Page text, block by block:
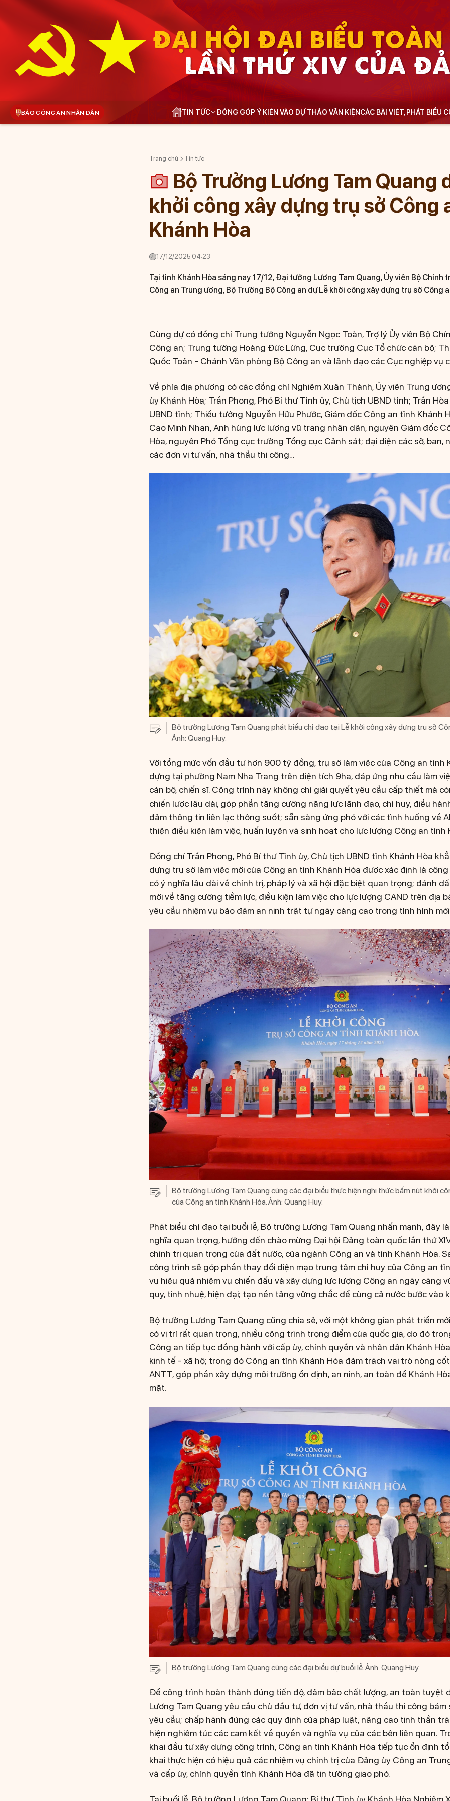
ĐẠI HỘI ĐẠI BIỂU TOÀN
LẦN THỨ XIV CỦA
BÁO CÔNG AN NHÂN DÂN TIN TỨC ĐÓNG GÓP Ý KIẾN VÀO DỰ THẢO VĂN KIỆNCÁC BÀI VIẾT, PHÁT BIỂU
Trang chủ Tin tức
Bộ Trưởng Lương Tam Quang
khởi công xây dựng trụ sở Công
Khánh Hòa
17/12/2025 04:23
Tại tỉnh Khánh Hòa sáng nay 17/12, Đại tướng Lương Tam Quang, Ủy viên Bộ Chính
Công an Trung ương, Bộ Trưởng Bộ Công an dự Lễ khởi công xây dựng trụ sở Công
Cùng dự có đồng chí Trung tướng Nguyễn Ngọc Toàn, Trợ lý Ủy viên Bộ
Công an; Trung tướng Hoàng Đức Lừng, Cục trưởng Cục Tổ chức cán bộ;
Quốc Toản - Chánh Văn phòng Bộ Công an và lãnh đạo các Cục nghiệp vụ
Về phía địa phương có các đồng chí Nghiêm Xuân Thành, Ủy viên Trung
ủy Khánh Hòa; Trần Phong, Phó Bí thư Tỉnh ủy, Chủ tịch UBND tỉnh; Trần
UBND tỉnh; Thiếu tướng Nguyễn Hữu Phước, Giám đốc Công an tỉnh Khánh
Cao Minh Nhạn, Anh hùng lực lượng vũ trang nhân dân, nguyên Giám đốc
Hòa, nguyên Phó Tổng cục trưởng Tổng cục Cảnh sát; đại diện các sở, ban,
các đơn vị tư vấn, nhà thầu thi công…
Bộ trưởng Lương Tam Quang phát biểu chỉ đạo tại Lễ khởi công xây dựng trụ sở
Ảnh: Quang Huy.
Với tổng mức vốn đầu tư hơn 900 tỷ đồng, trụ sở làm việc của Công an tỉnh
dựng tại phường Nam Nha Trang trên diện tích 9ha, đáp ứng nhu cầu làm
cán bộ, chiến sĩ. Công trình này không chỉ giải quyết yêu cầu cấp thiết mà
chiến lược lâu dài, góp phần tăng cường năng lực lãnh đạo, chỉ huy, điều
đảm thông tin liên lạc thông suốt; sẵn sàng ứng phó với các tình huống về
thiện điều kiện làm việc, huấn luyện và sinh hoạt cho lực lượng Công an tỉnh
Đồng chí Trần Phong, Phó Bí thư Tỉnh ủy, Chủ tịch UBND tỉnh Khánh Hòa
dựng trụ sở làm việc mới của Công an tỉnh Khánh Hòa được xác định là
có ý nghĩa lâu dài về chính trị, pháp lý và xã hội đặc biệt quan trọng; đánh
mới về tăng cường tiềm lực, điều kiện làm việc cho lực lượng CAND trên địa
yêu cầu nhiệm vụ bảo đảm an ninh trật tự ngày càng cao trong tình hình
Bộ trưởng Lương Tam Quang cùng các đại biểu thực hiện nghi thức bấm nút khởi
của Công an tỉnh Khánh Hòa. Ảnh: Quang Huy.
Phát biểu chỉ đạo tại buổi lễ, Bộ trưởng Lương Tam Quang nhấn mạnh, đây
nghĩa quan trọng, hướng đến chào mừng Đại hội Đảng toàn quốc lần thứ
chính trị quan trọng của đất nước, của ngành Công an và tỉnh Khánh Hòa.
công trình sẽ góp phần thay đổi diện mạo trung tâm chỉ huy của Công an
vụ hiệu quả nhiệm vụ chiến đấu và xây dựng lực lượng Công an ngày càng
quy, tinh nhuệ, hiện đại; tạo nền tảng vững chắc để cùng cả nước bước vào
Bộ trưởng Lương Tam Quang cũng chia sẻ, với một không gian phát triển
có vị trí rất quan trọng, nhiều công trình trọng điểm của quốc gia, do đó
Công an tiếp tục đồng hành với cấp ủy, chính quyền và nhân dân Khánh
kinh tế - xã hộ; trong đó Công an tỉnh Khánh Hòa đảm trách vai trò nòng
ANTT, góp phần xây dựng môi trường ổn định, an ninh, an toàn để Khánh
mặt.
Bộ trưởng Lương Tam Quang cùng các đại biểu dự buổi lễ. Ảnh: Quang Huy.
Để công trình hoàn thành đúng tiến độ, đảm bảo chất lượng, an toàn tuyệt
Lương Tam Quang yêu cầu chủ đầu tư, đơn vị tư vấn, nhà thầu thi công bám
yêu cầu; chấp hành đúng các quy định của pháp luật, nâng cao tinh thần
hiện nghiêm túc các cam kết về quyền và nghĩa vụ của các bên liên quan.
khai đầu tư xây dựng công trình, Công an tỉnh Khánh Hòa tiếp tục ổn định
khai thực hiện có hiệu quả các nhiệm vụ chính trị của Đảng ủy Công an
và cấp ủy, chính quyền tỉnh Khánh Hòa đã tin tưởng giao phó.